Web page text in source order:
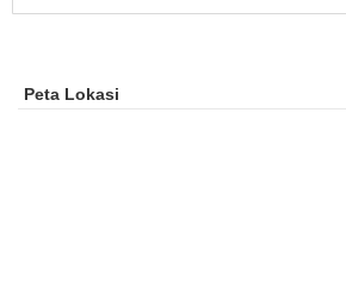
Peta Lokasi